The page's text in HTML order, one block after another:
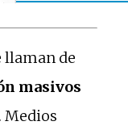
llaman de
masivos
Medios